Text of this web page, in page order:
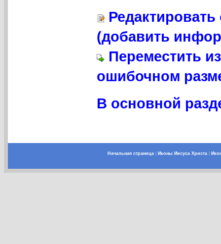
(добавить
Переместить
ошибочном
В основной
Начальная страница| Иконы Иисуса Христа|